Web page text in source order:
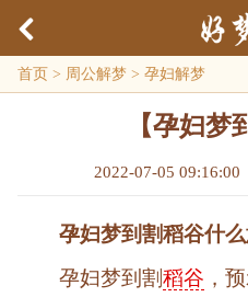
首页 > 周公解梦 > 孕妇解梦
【孕妇梦
2022-07-05 09:16:00
孕妇梦到割稻谷什
孕妇梦到割稻谷 ，